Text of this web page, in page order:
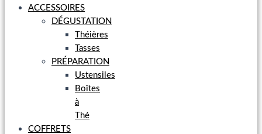
ACCESSOIRES
DÉGUSTATION
Théières
Tasses
PRÉPARATION
Ustensiles
Boîtes
à
Thé
COFFRETS